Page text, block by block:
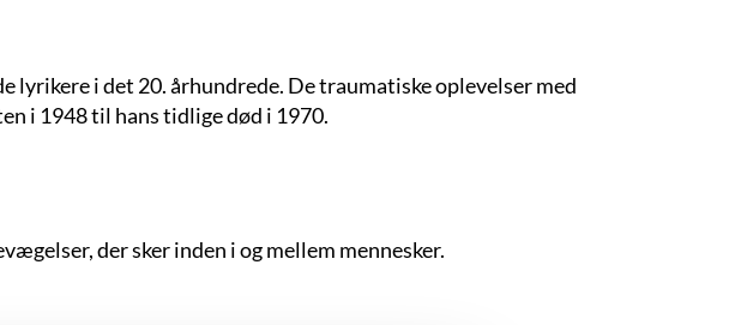
i det 20. århundrede. De traumatiske oplevelser med
i 1948 til hans tidlige død i 1970.
der sker inden i og mellem mennesker.